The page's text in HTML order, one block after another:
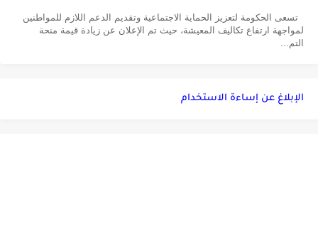
تسعى الحكومة لتعزيز الحماية الاجتماعية وتقديم الدعم اللازم للمواطنين
لمواجهة ارتفاع تكاليف المعيشة، حيث تم الإعلان عن زيادة قيمة منحة
التم...
الإبلاغ عن إساءة الاستخدام